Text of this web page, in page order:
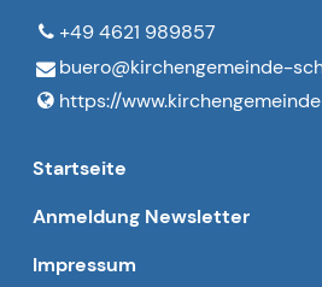
+49 4621 989857
buero@​kirchengemeinde-
https://
Startseite
Anmeldung Newsletter
Impressum